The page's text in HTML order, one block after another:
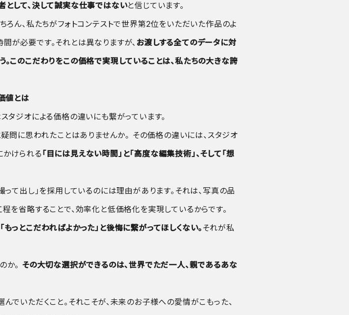
して、決して誠実な仕事ではないと信じています。
ろん、私たちがフォトコンテストで世界第2位をいただいた作品のよ
が必要です。それとは異なりますが、 お渡しする全てのデータに対
このこだわりをこの価格で実現していることは、私たちの大きな誇
値とは
タジオによる価格の違いにも繋がっています。
疑問に思われたことはありませんか。 その価格の違いには、スタジオ
けられる「目には見えない時間」と「高度な編集技術」、そして「想
て出し」を採用しているのには理由があります。それは、写真の品
を省略することで、効率化と低価格化を実現しているからです。
っとこだわればよかった」と後悔に繋がってほしくない。それが私
か。 その大切な選択ができるのは、世界でただ一人、親であるあな
でいただくこと。それこそが、未来のお子様への愛情がこもった、